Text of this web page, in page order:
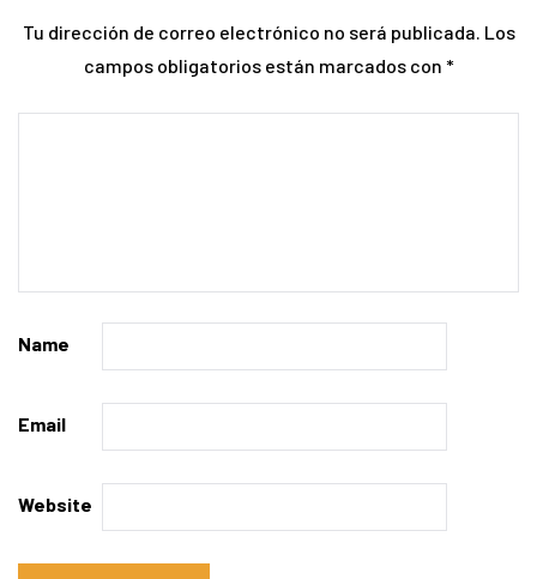
Tu dirección de correo electrónico no será publicada. Los
campos obligatorios están marcados con *
Name
Email
Website